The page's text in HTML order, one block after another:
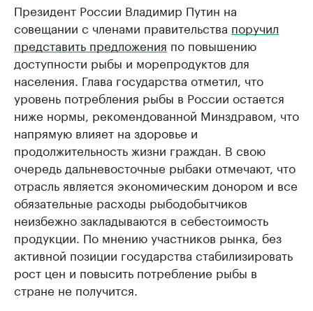
Президент России Владимир Путин на
совещании с членами правительства поручил
представить предложения по повышению
доступности рыбы и морепродуктов для
населения. Глава государства отметил, что
уровень потребления рыбы в России остается
ниже нормы, рекомендованной Минздравом, что
напрямую влияет на здоровье и
продолжительность жизни граждан. В свою
очередь дальневосточные рыбаки отмечают, что
отрасль является экономическим донором и все
обязательные расходы рыбодобытчиков
неизбежно закладываются в себестоимость
продукции. По мнению участников рынка, без
активной позиции государства стабилизировать
рост цен и повысить потребление рыбы в
стране не получится.